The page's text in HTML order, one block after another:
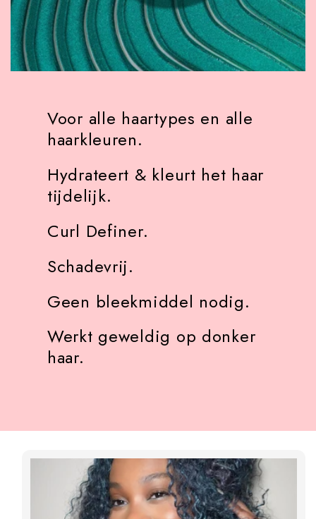
Voor alle haartypes en alle
haarkleuren.
Hydrateert & kleurt het haar
tijdelijk.
Curl Definer.
Schadevrij.
Geen bleekmiddel nodig.
Werkt geweldig op donker
haar.